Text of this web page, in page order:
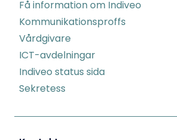
Få information om Indiveo
Kommunikationsproffs
Vårdgivare
ICT-avdelningar
Indiveo status sida
Sekretess